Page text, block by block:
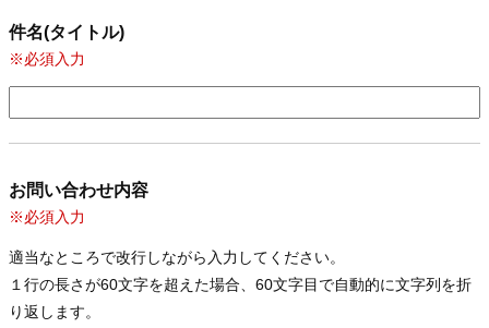
件名(タイトル)
※必須入力
お問い合わせ内容
※必須入力
適当なところで改行しながら入力してください。
１行の長さが60文字を超えた場合、60文字目で自動的に文字列を折
り返します。